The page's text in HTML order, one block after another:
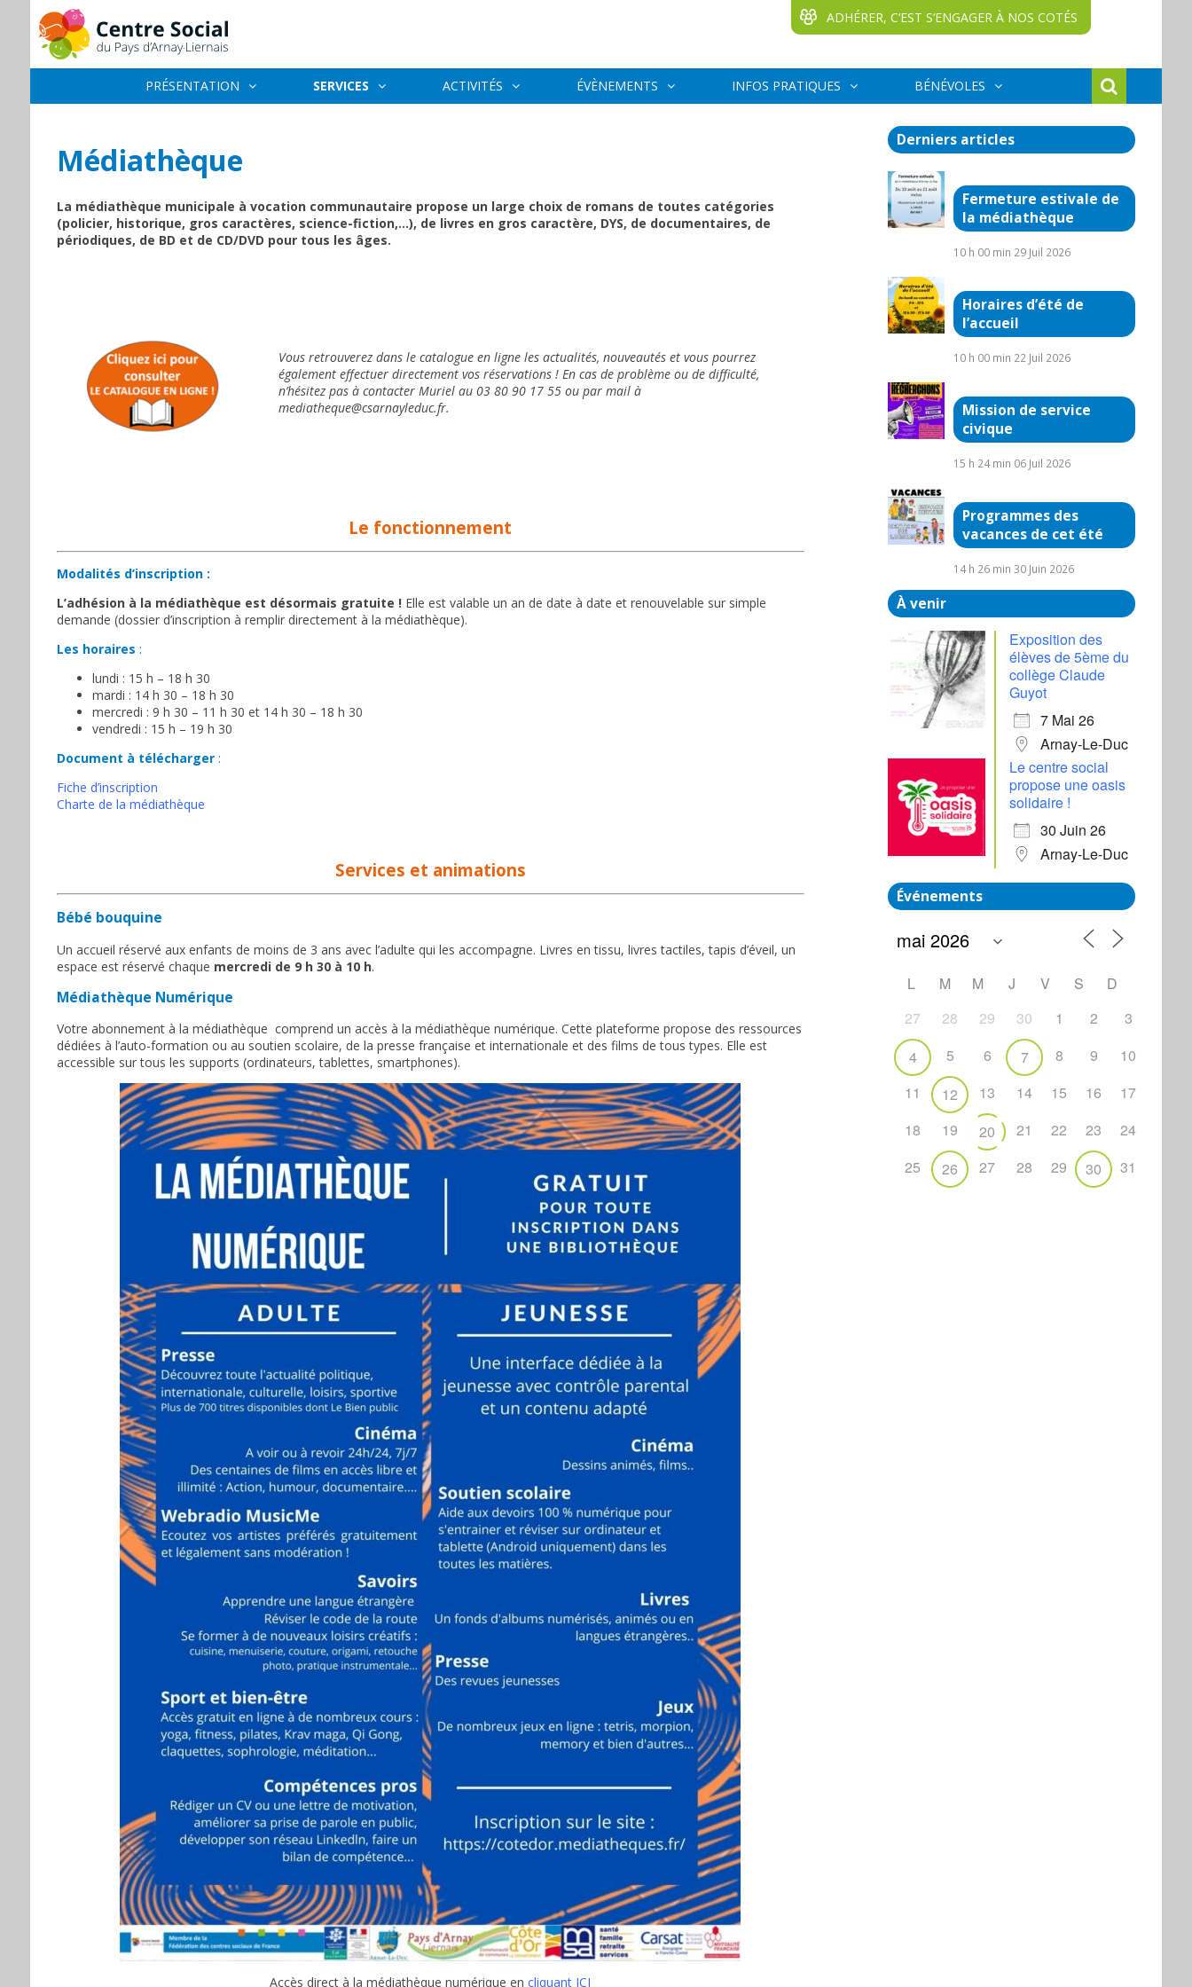
ADHÉRER, C‘EST S‘ENGAGER À NOS COTÉS
PRÉSENTATION SERVICES ACTIVITÉS ÉVÈNEMENTS INFOS PRATIQUES BÉNÉVOLES
Médiathèque
La médiathèque municipale à vocation communautaire propose un large choix de romans de toutes catégories
(policier, historique, gros caractères, science-fiction,…), de livres en gros caractère, DYS, de documentaires, de
périodiques, de BD et de CD/DVD pour tous les âges.
Vous retrouverez dans le catalogue en ligne les actualités, nouveautés et vous pourrez
également effectuer directement vos réservations ! En cas de problème ou de difficulté,
n’hésitez pas à contacter Muriel au 03 80 90 17 55 ou par mail à
mediatheque@csarnayleduc.fr.
Le fonctionnement
Modalités d’inscription :
L’adhésion à la médiathèque est désormais gratuite !Elle est valable un an de date à date et renouvelable sur simple
demande (dossier d’inscription à remplir directement à la médiathèque).
Les horaires :
lundi : 15 h – 18 h 30
mardi : 14 h 30 – 18 h 30
mercredi : 9 h 30 – 11 h 30 et 14 h 30 – 18 h 30
vendredi : 15 h – 19 h 30
Document à télécharger:
Fiche d’inscription
Charte de la médiathèque
Services et animations
Bébé bouquine
Un accueil réservé aux enfants de moins de 3 ans avec l’adulte qui les accompagne. Livres en tissu, livres tactiles, tapis d’éveil, un
espace est réservé chaque mercredi de 9 h 30 à 10 h.
Médiathèque Numérique
Votre abonnement à la médiathèque comprend un accès à la médiathèque numérique. Cette plateforme propose des ressources
dédiées à l’auto-formation ou au soutien scolaire, de la presse française et internationale et des films de tous types. Elle est
accessible sur tous les supports (ordinateurs, tablettes, smartphones).
Accès direct à la médiathèque numérique encliquant ICI
Derniers articles
Fermeture estivale de
la médiathèque
10 h 00 min 29 Juil 2026
Horaires d’été de
l’accueil
10 h 00 min 22 Juil 2026
Mission de service
civique
15 h 24 min 06 Juil 2026
Programmes des
vacances de cet été
14 h 26 min 30 Juin 2026
À venir
Exposition des
élèves de 5ème du
collège Claude
Guyot
7 Mai 26
Arnay-Le-Duc
Le centre social
propose une oasis
solidaire !
30 Juin 26
Arnay-Le-Duc
Événements
L M M J V S
D
27
28 29 30 1 2
3
4
5 6 7 8 9
10
11
12 13 14 15 16
17
18
19 20 21 22 23
24
25
26 27 28 29 30 31